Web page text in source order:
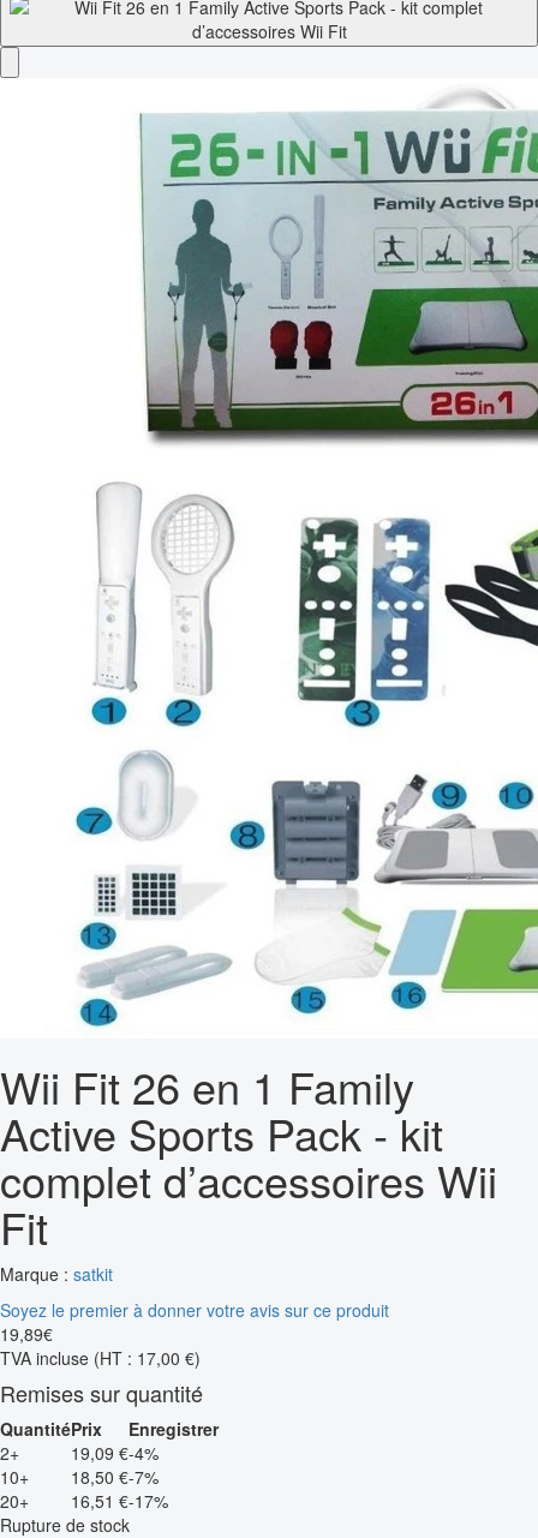
Wii Fit 26 en 1 Family
Active Sports Pack - kit
complet d’accessoires Wii
Fit
Marque : satkit
Soyez le premier à donner votre avis sur ce produit
19,89€
TVA incluse (HT : 17,00 €)
Remises sur quantité
QuantitéPrix
Enregistrer
2+
19,09 €-4%
10+
18,50 €-7%
20+
16,51 €-17%
Rupture de stock